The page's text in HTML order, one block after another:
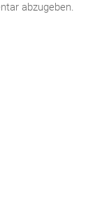
abzugeben.